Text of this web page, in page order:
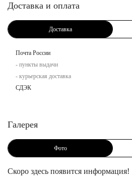
Доставка и оплата
Доставка
Почта России
- пункты выдачи
- курьерская доставка
СДЭК
Галерея
Фото
Скоро здесь появится информация!